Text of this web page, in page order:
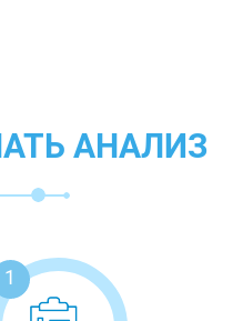
АНАЛИЗ
1